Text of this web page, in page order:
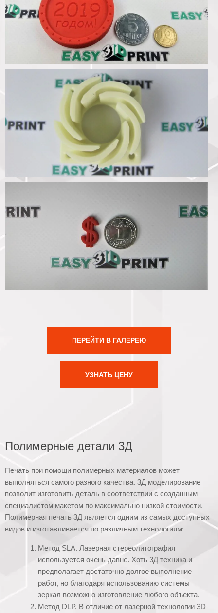
ПЕРЕЙТИ В ГАЛЕРЕЮ
УЗНАТЬ ЦЕНУ
Полимерные детали 3Д
Печать при помощи полимерных материалов может
выполняться самого разного качества. 3Д моделирование
позволит изготовить деталь в соответствии с созданным
специалистом макетом по максимально низкой стоимости.
Полимерная печать 3Д является одним из самых доступных
видов и изготавливается по различным технологиям:
Метод SLA. Лазерная стереолитография
используется очень давно. Хоть 3Д техника и
предполагает достаточно долгое выполнение
работ, но благодаря использованию системы
зеркал возможно изготовление любого объекта.
Метод DLP. В отличие от лазерной технологии 3D